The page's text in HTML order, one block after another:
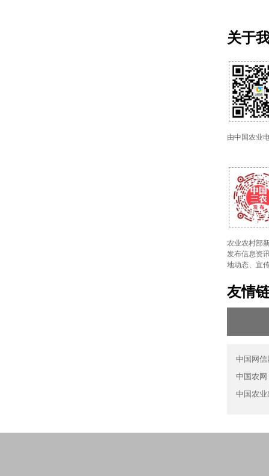
关于
由中国农业
农业农村部
发布信息资
地动态、宣
友情
中国网信
中国农网
中国农业